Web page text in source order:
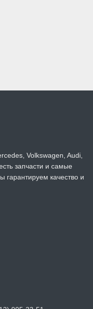
Volkswagen, Audi,
запчасти и самые
гарантируем качество и